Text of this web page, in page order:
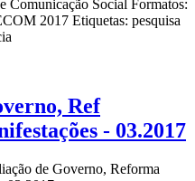
Comunicação Social Formatos:
2017 Etiquetas: pesquisa
Ref
- 03.2017
de Governo, Reforma